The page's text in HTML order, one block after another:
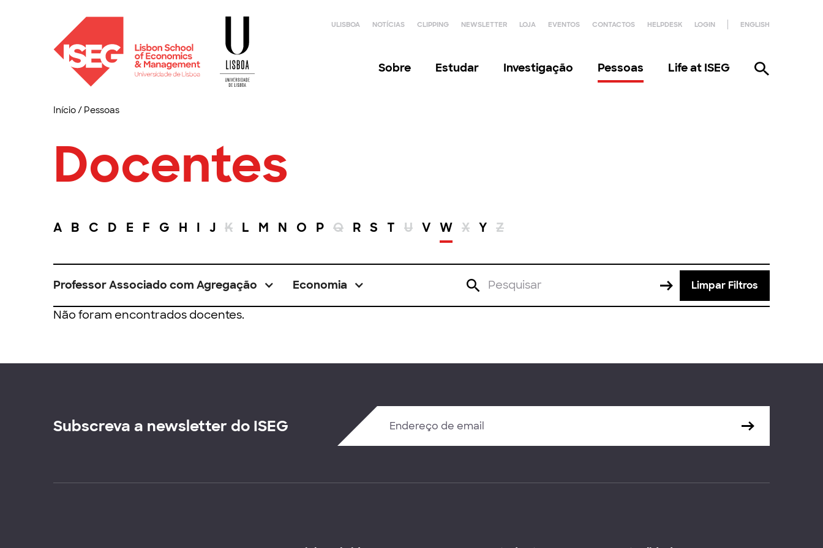
ULISBOA NOTÍCIAS CLIPPING NEWSLETTER LOJA EVENTOS CONTACTOS HELPDESK LOGIN ENGLISH
Sobre Estudar Investigação Pessoas Life at ISEG
Início/ Pessoas
Docentes
A B C D E F G H I J K L M N O P Q R S T U V W X Y Z
Professor Associado com Agregação Economia Limpar Filtros
Não foram encontrados docentes.
Subscreva a newsletter do ISEG